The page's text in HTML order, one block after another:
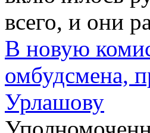
всего, и они
В новую
омбудсмена,
Урлашову